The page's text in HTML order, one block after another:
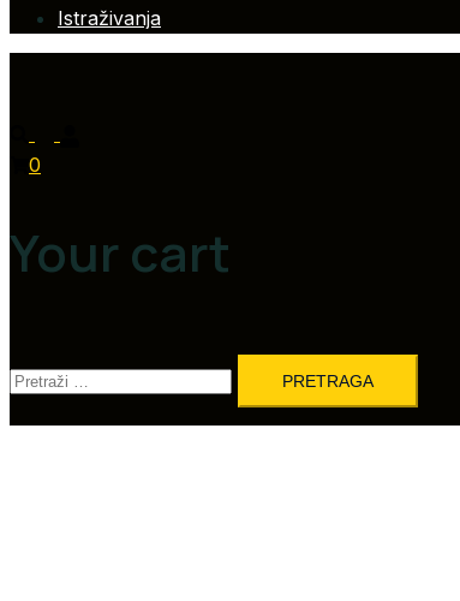
Istraživanja
0
Your cart
Pretraga: